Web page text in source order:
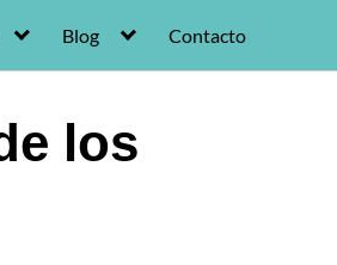
Blog Contacto
los